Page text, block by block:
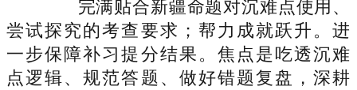
完满贴合新疆命题对沉难点使用、
尝试探究的考查要求；帮力成就跃升。进
一步保障补习提分结果。焦点是吃透沉难
点逻辑、规范答题、做好错题复盘，深耕